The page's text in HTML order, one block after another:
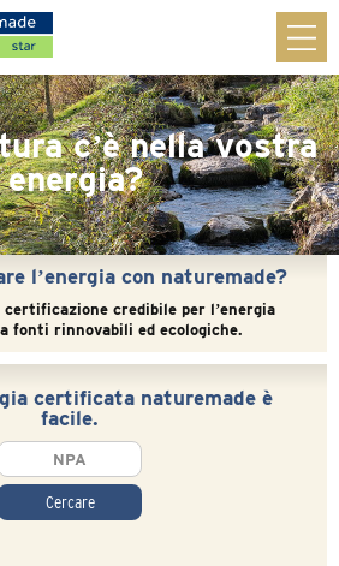
cʼè nella vostra
energia?
-->
lʼenergia con naturemade?
certificazione credibile per lʼenergia
fonti rinnovabili ed ecologiche.
certificata naturemade è
facile.
Cercare